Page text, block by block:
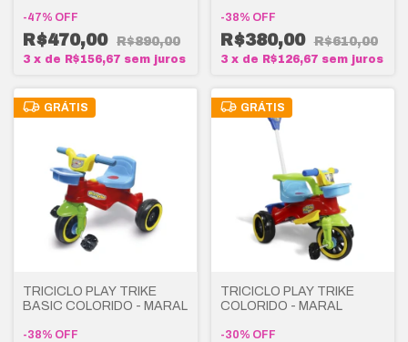
-47% OFF
R$470,00 R$890,00
3 x de R$156,67 sem juros
-38% OFF
R$380,00 R$610,00
3 x de R$126,67 sem juros
GRÁTIS
TRICICLO PLAY TRIKE
BASIC COLORIDO - MARAL
-38% OFF
GRÁTIS
TRICICLO PLAY TRIKE
COLORIDO - MARAL
-30% OFF